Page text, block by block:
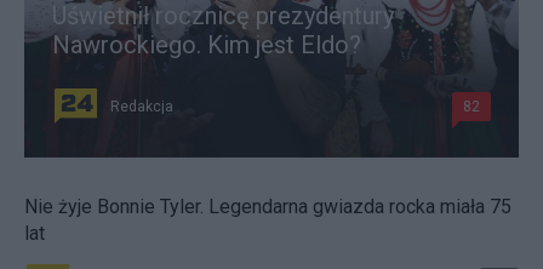
Uświetnił rocznicę prezydentury
Nawrockiego. Kim jest Eldo?
Redakcja 82
Nie żyje Bonnie Tyler. Legendarna gwiazda rocka miała 75
lat